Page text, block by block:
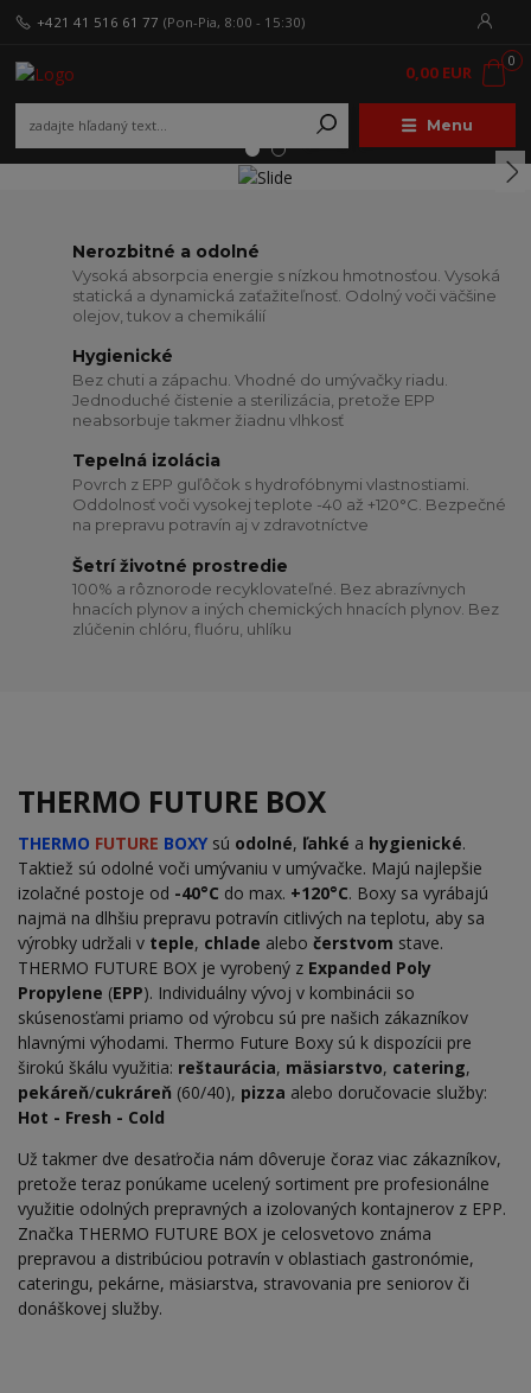
Menu
+421 41 516 61 77 (Pon-Pia, 8:00 - 15:30)
0
0,00 EUR
Nerozbitné a odolné
Vysoká absorpcia energie s nízkou hmotnosťou. Vysoká
statická a dynamická zaťažiteľnosť. Odolný voči väčšine
olejov, tukov a chemikálií
Hygienické
Bez chuti a zápachu. Vhodné do umývačky riadu.
Jednoduché čistenie a sterilizácia, pretože EPP
neabsorbuje takmer žiadnu vlhkosť
Tepelná izolácia
Povrch z EPP guľôčok s hydrofóbnymi vlastnostiami.
Oddolnosť voči vysokej teplote -40 až +120°C. Bezpečné
na prepravu potravín aj v zdravotníctve
Šetrí životné prostredie
100% a rôznorode recyklovateľné. Bez abrazívnych
hnacích plynov a iných chemických hnacích plynov. Bez
zlúčenin chlóru, fluóru, uhlíku
THERMO FUTURE BOX
THERMO FUTURE BOXY sú odolné, ľahké a hygienické.
Taktiež sú odolné voči umývaniu v umývačke. Majú najlepšie
izolačné postoje od -40°C do max. +120°C. Boxy sa vyrábajú
najmä na dlhšiu prepravu potravín citlivých na teplotu, aby sa
výrobky udržali v teple, chlade alebo čerstvom stave.
THERMO FUTURE BOX je vyrobený z Expanded Poly
Propylene (EPP). Individuálny vývoj v kombinácii so
skúsenosťami priamo od výrobcu sú pre našich zákazníkov
hlavnými výhodami. Thermo Future Boxy sú k dispozícii pre
širokú škálu využitia: reštaurácia, mäsiarstvo, catering,
pekáreň/cukráreň (60/40), pizza alebo doručovacie služby:
Hot - Fresh - Cold
Už takmer dve desaťročia nám dôveruje čoraz viac zákazníkov,
pretože teraz ponúkame ucelený sortiment pre profesionálne
využitie odolných prepravných a izolovaných kontajnerov z EPP.
Značka THERMO FUTURE BOX je celosvetovo známa
prepravou a distribúciou potravín v oblastiach gastronómie,
cateringu, pekárne, mäsiarstva, stravovania pre seniorov či
donáškovej služby.